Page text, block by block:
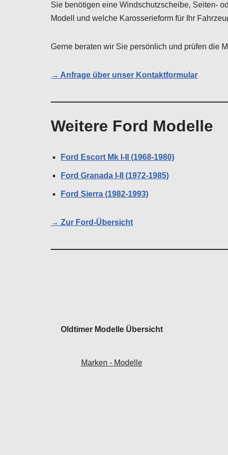
Sie benötigen eine Windschutzscheibe, Seiten-
Modell und welche Karosserieform für Ihr
Gerne beraten wir Sie persönlich und prüfen die
→ Anfrage über unser Kontaktformular
Weitere Ford Modelle
Ford Escort Mk I-II (1968-1980)
Ford Granada I-II (1972-1985)
Ford Sierra (1982-1993)
→ Zur Ford-Übersicht
Oldtimer Modelle Übersicht
Marken - Modelle